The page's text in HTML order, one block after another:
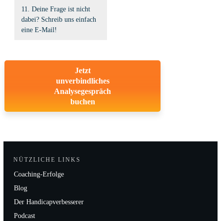
11. Deine Frage ist nicht
dabei? Schreib uns einfach
eine E-Mail!
Jetzt
unverbindliches
Analysegespräch
buchen
NÜTZLICHE LINKS
Coaching-Erfolge
Blog
Der Handicapverbesserer
Podcast